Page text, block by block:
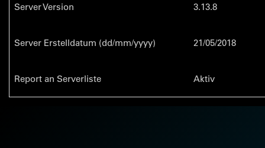
Server Version 3.13.8
Server Erstelldatum (dd/mm/yyyy) 21/05/2018
Report an Serverliste Aktiv